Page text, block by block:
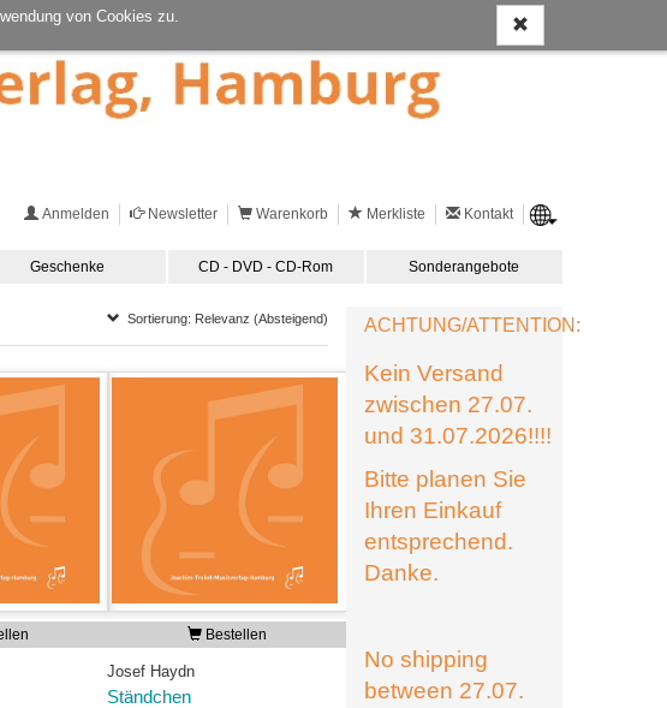
von Cookies zu.
Anmelden Newsletter Warenkorb Merkliste Kontakt
Geschenke CD - DVD - CD-Rom Sonderangebote
Sortierung: Relevanz (Absteigend)
Bestellen
Josef Haydn
Ständchen
ACHTUNG/ATTENTION:
Kein Versand
zwischen 27.07.
und 31.07.2026!!!!
Bitte planen Sie
Ihren Einkauf
entsprechend.
Danke.
No shipping
between 27.07.